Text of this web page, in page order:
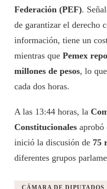
Federación (PEF).
de garantizar el derecho
información, tiene un
mientras que Pemex
millones de pesos, lo
cada dos horas.
A las 13:44 horas, la
Constitucionales aprobó
inició la discusión de 75
diferentes grupos